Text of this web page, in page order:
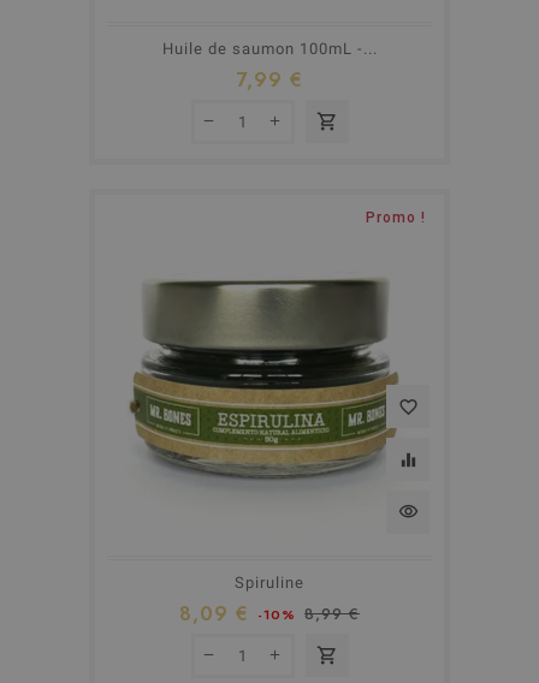
Huile de saumon 100mL -...
7,99 €
shopping_cart
Promo !
favorite_border
equalizer
visibility
Spiruline
8,09 € -10% 8,99 €
shopping_cart